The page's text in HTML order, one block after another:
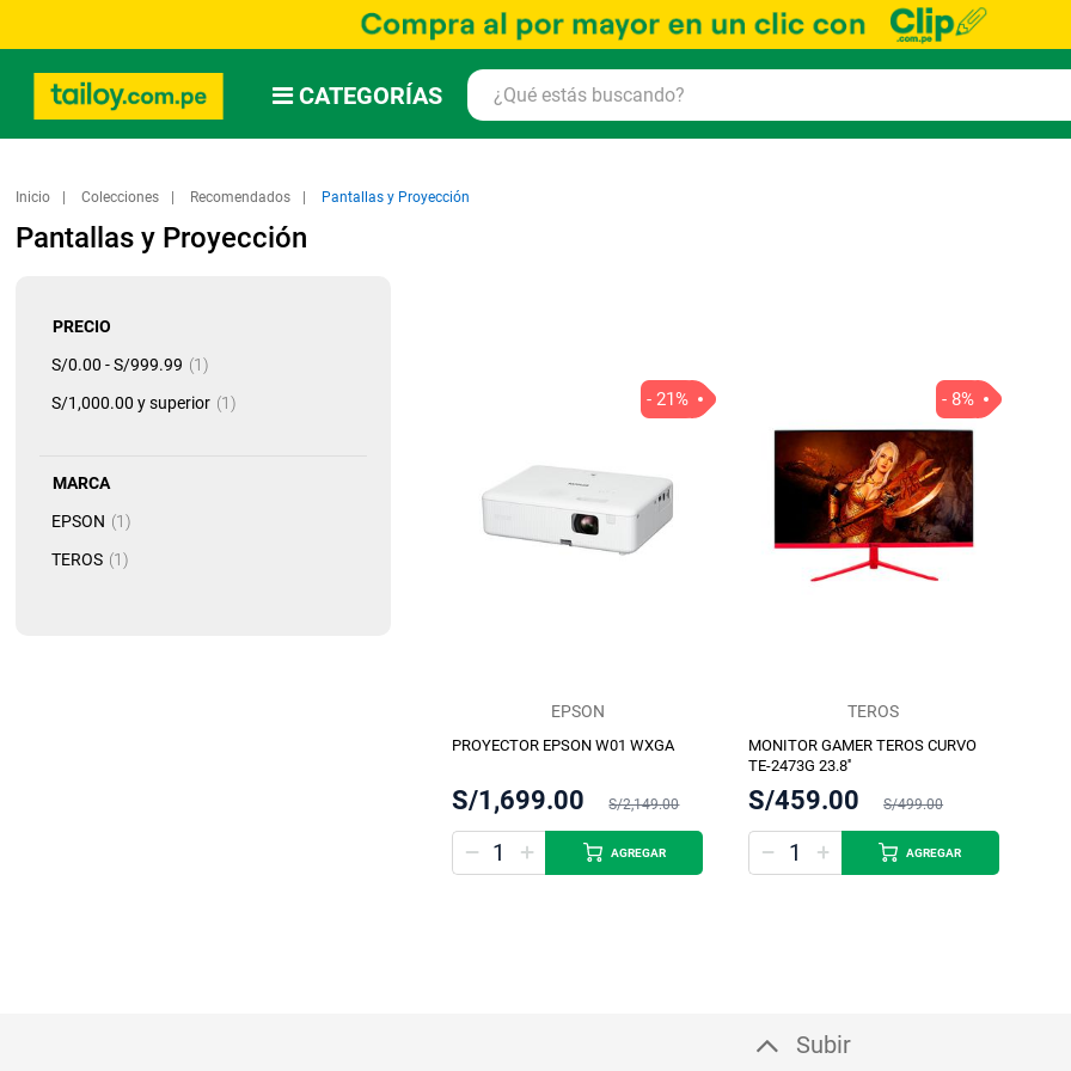
CATEGORÍAS
Inicio Colecciones Recomendados Pantallas y Proyección
Pantallas y Proyección
EPSON
PROYECTOR EPSON W01 WXGA
S/1,699.00 S/2,149.00
- 21%
AGREGAR
TEROS
MONITOR GAMER TEROS CURVO
TE-2473G 23.8''
S/459.00 S/499.00
- 8%
AGREGAR
PRECIO
S/0.00 -S/999.99 1artículo
S/1,000.00 y superior 1artículo
MARCA
EPSON
1artículo
TEROS 1artículo
Subir